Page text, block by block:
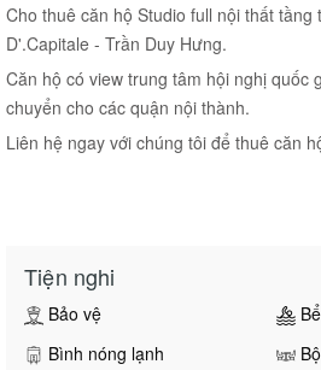
Cho thuê căn hộ Studio full nội thất tầng
D'.Capitale - Trần Duy Hưng.
Căn hộ có view trung tâm hội nghị quốc
chuyển cho các quận nội thành.
Liên hệ ngay với chúng tôi để thuê căn
Tiện nghi
Bảo vệ
Bình nóng lạnh